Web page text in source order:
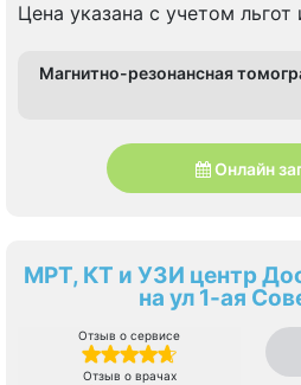
Цена указана с учетом льгот
Магнитно-резонансная
Онлайн
МРТ, КТ и УЗИ центр
на ул 1-ая
Отзыв о сервисе
Отзыв о врачах